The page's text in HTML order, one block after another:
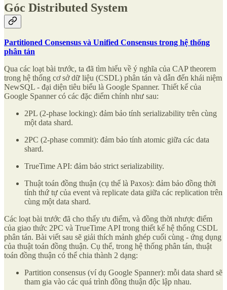
Góc Distributed System
Partitioned Consensus và Unified Consensus trong hệ thống
phân tán
Qua các loạt bài trước, ta đã tìm hiểu về ý nghĩa của CAP theorem
trong hệ thống cơ sở dữ liệu (CSDL) phân tán và dẫn đến khái niệm
NewSQL - đại diện tiêu biểu là Google Spanner. Thiết kế của
Google Spanner có các đặc điểm chính như sau:
2PL (2-phase locking): đảm bảo tính serializability trên cùng
một data shard.
2PC (2-phase commit): đảm bảo tính atomic giữa các data
shard.
TrueTime API: đảm bảo strict serializability.
Thuật toán đồng thuận (cụ thể là Paxos): đảm bảo đồng thời
tính thứ tự của event và replicate data giữa các replication trên
cùng một data shard.
Các loạt bài trước đã cho thấy ưu điểm, và đồng thời nhược điểm
của giao thức 2PC và TrueTime API trong thiết kế hệ thống CSDL
phân tán. Bài viết sau sẽ giải thích mảnh ghép cuối cùng - ứng dụng
của thuật toán đồng thuận. Cụ thể, trong hệ thống phân tán, thuật
toán đồng thuận có thể chia thành 2 dạng:
Partition consensus (ví dụ Google Spanner): mỗi data shard sẽ
tham gia vào các quá trình đồng thuận độc lập nhau.